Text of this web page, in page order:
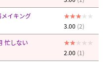
イキング
3.00 (2)
忙しない
2.00 (1)